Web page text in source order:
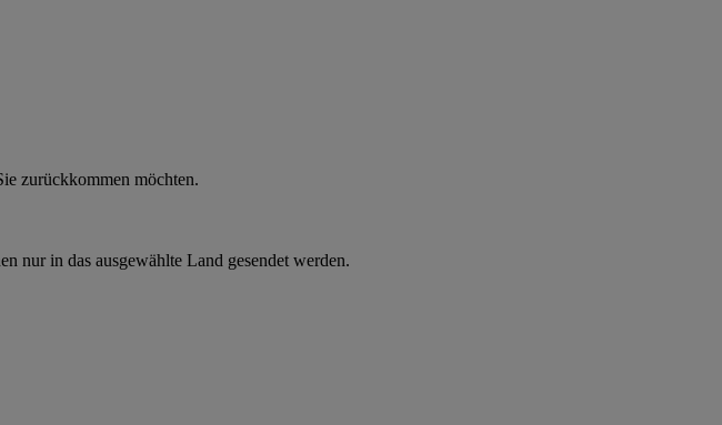
zurückkommen möchten.
nur in das ausgewählte Land gesendet werden.